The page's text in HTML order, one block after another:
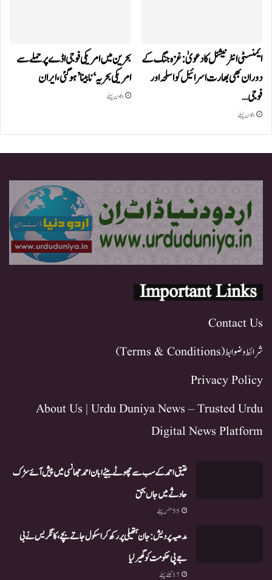
ایمنسٹی انٹرنیشنل کا دعویٰ: غزہ جنگ کے
دوران بھی بھارت اسرائیل کو اسلحہ اور
فوجی…
6 دن پہلے
بحرین میں امریکی فوجی اڈے پر حملے سے
امریکی بحریہ ‘نابینا’ ہوگئی،ایران
6 دن پہلے
Important Links
Contact Us
شرائط و ضوابط (Terms & Conditions)
Privacy Policy
About Us | Urdu Duniya News – Trusted Urdu
Digital News Platform
عتیق احمد کے سب سے چھوٹے بیٹے ابان احمد جھانسی میں پیش آئے سڑک
حادثے میں جاں بحق
55 منٹس پہلے
مدھیہ پردیش:جان ہتھیلی پر رکھ کر اسکول جاتے بچے، کانگریس نے بی
جے پی حکومت کو گھیر لیا
17 گھنٹے پہلے